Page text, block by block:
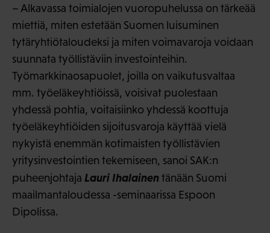
– Alkavassa toimialojen vuoropuhelussa on tärkeää
miettiä, miten estetään Suomen luisuminen
tytäryhtiötaloudeksi ja miten voimavaroja voidaan
suunnata työllistäviin investointeihin.
Työmarkkinaosapuolet, joilla on vaikutusvaltaa
mm. työeläkeyhtiöissä, voisivat puolestaan
yhdessä pohtia, voitaisiinko yhdessä koottuja
työeläkeyhtiöiden sijoitusvaroja käyttää vielä
nykyistä enemmän kotimaisten työllistävien
yritysinvestointien tekemiseen, sanoi SAK:n
puheenjohtaja Lauri Ihalainentänään Suomi
maailmantaloudessa -seminaarissa Espoon
Dipolissa.